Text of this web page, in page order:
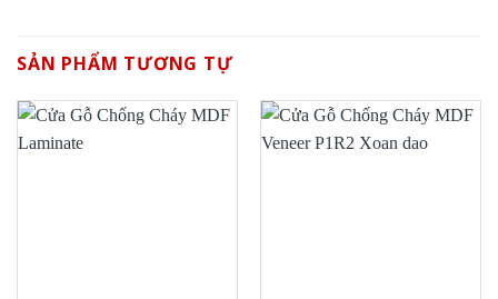
SẢN PHẨM TƯƠNG TỰ